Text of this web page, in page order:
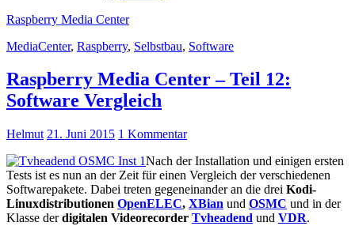
Raspberry Media Center
MediaCenter, Raspberry, Selbstbau, Software
Raspberry Media Center – Teil 12:
Software Vergleich
Helmut 21. Juni 2015 1 Kommentar
Nach der Installation und einigen ersten
Tests ist es nun an der Zeit für einen Vergleich der verschiedenen
Softwarepakete. Dabei treten gegeneinander an die drei Kodi-
Linuxdistributionen OpenELEC, XBian und OSMC und in der
Klasse derdigitalen Videorecorder Tvheadend und VDR.